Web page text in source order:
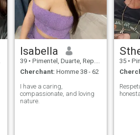
Isabella
39 • Pimentel, Duarte, Rep.Dominicaine
Cherchant: Homme 38 - 62
I have a caring,
compassionate, and loving
nature.
35 •